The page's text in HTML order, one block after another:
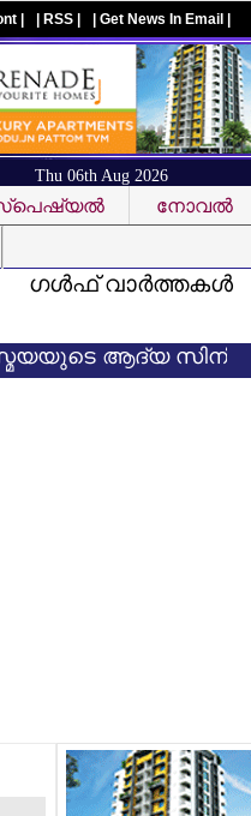
| | RSS | | Get News In Email |
Thu 06th Aug 2026
സ്‌പെഷ്യല്‍
നോവല്‍
ഗള്‍ഫ് വാര്‍ത്തകള്‍
ആദ്യ സിനിമ കണ്ട